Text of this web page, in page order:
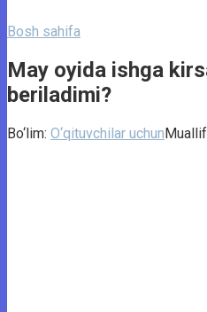
Bosh sahifa
May oyida ishga
beriladimi?
Bo‘lim: O‘qituvchilar uchun